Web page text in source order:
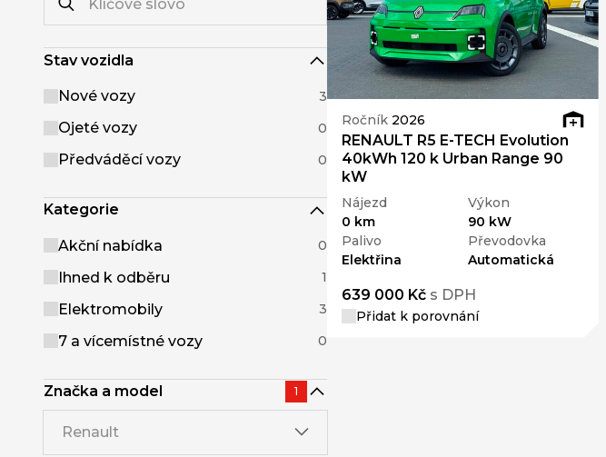
Stav vozidla
Nové vozy 3
Ojeté vozy 0
Předváděcí vozy 0
Kategorie
Akční nabídka 0
Ihned k odběru 1
Elektromobily 3
7 a vícemístné vozy 0
Značka a model 1
Renault
Ročník 2026
RENAULT R5 E-TECH Evolution
40kWh 120 k Urban Range 90
kW
Nájezd
0 km
Výkon
90 kW
Palivo
Elektřina
Převodovka
Automatická
639 000 Kč s DPH
Přidat k porovnání